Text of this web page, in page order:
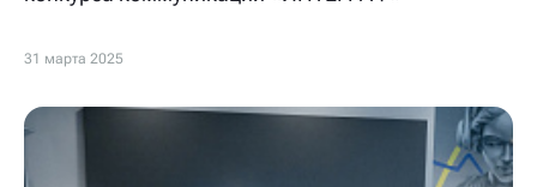
31 марта 2025